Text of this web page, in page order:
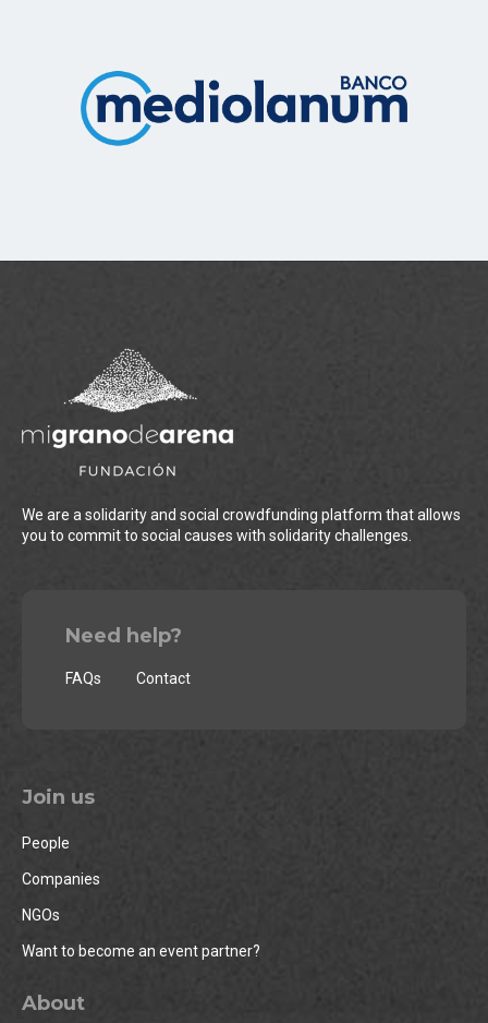
We are a solidarity and social crowdfunding platform that allows
you to commit to social causes with solidarity challenges.
Need help?
FAQs Contact
Join us
People
Companies
NGOs
Want to become an event partner?
About